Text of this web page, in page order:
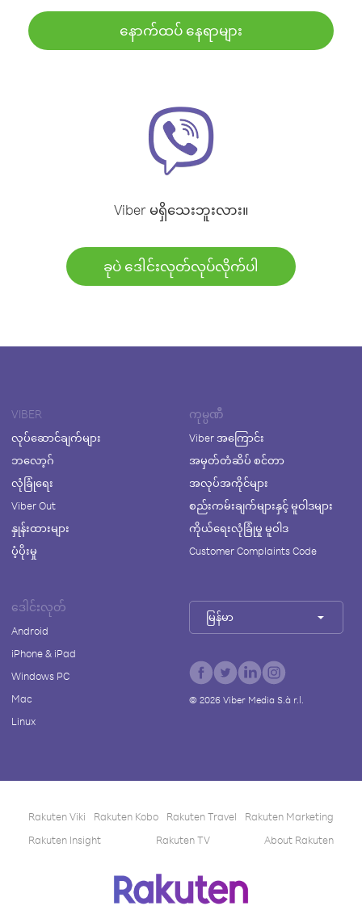
နောက်ထပ် နေရာများ
Viber မရှိသေးဘူးလား။
ခုပဲ ဒေါင်းလုတ်လုပ်လိုက်ပါ
VIBER
လုပ်ဆောင်ချက်များ
ဘလော့ဂ်
လုံခြုံရေး
Viber Out
နှုန်းထားများ
ပံ့ပိုးမှု
ကုမ္ပဏီ
Viber အကြောင်း
အမှတ်တံဆိပ် စင်တာ
အလုပ်အကိုင်များ
စည်းကမ်းချက်များနှင့် မူဝါဒများ
ကိုယ်ရေးလုံခြုံမှု မူဝါဒ
Customer Complaints Code
ဒေါင်းလုတ်
Android
iPhone & iPad
Windows PC
Mac
Linux
မြန်မာ
© 2026Viber Media S.à r.l.
Rakuten Viki Rakuten Kobo Rakuten Travel
Rakuten Marketing
Rakuten Insight
Rakuten TV About Rakuten